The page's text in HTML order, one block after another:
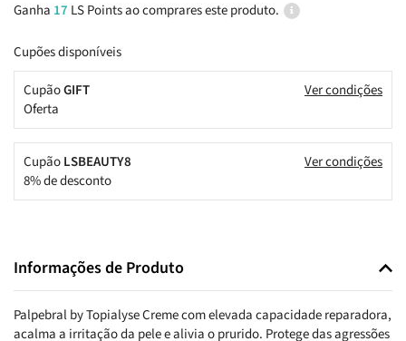
Ganha 17 LS Points ao comprares este produto.
Cupões disponíveis
CupãoGIFT
Oferta
Ver condições
CupãoLSBEAUTY8
8% de desconto
Ver condições
Informações de Produto
Palpebral by Topialyse Creme com elevada capacidade reparadora,
acalma a irritação da pele e alivia o prurido. Protege das agressões